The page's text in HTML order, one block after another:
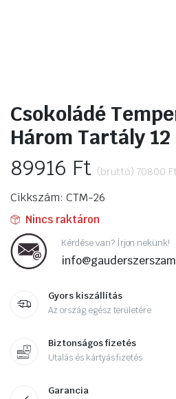
Csokoládé
Három Tartály
89916 Ft (bruttó) 70800 Ft
Cikkszám: CTM-26
Nincs raktáron
Kérdése van? Írjon nekünk!
Gyors kiszállítás
Az ország egész területére
Biztonságos fizetés
Utalás és kártyás fizetés.
Garancia